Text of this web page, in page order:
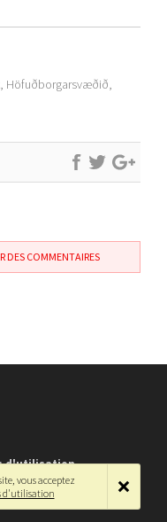
Höfuðborgarsvæðið,
DES COMMENTAIRES
d'utilisation
vous acceptez
d'utilisation